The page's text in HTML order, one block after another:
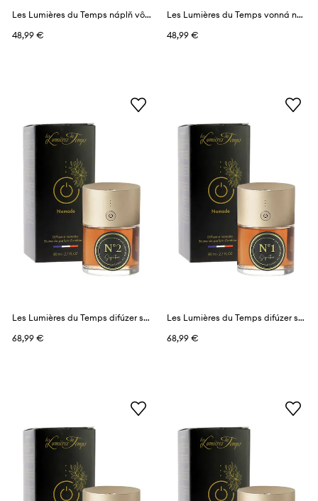
Les Lumières du Temps náplň vône 1 l
48,99 €
Les Lumières du Temps vonná náplň do difuzéra 1 l
48,99 €
Les Lumières du Temps difúzer s vôňou 80 ml
68,99 €
Les Lumières du Temps difúzer s vôňou 80 ml
68,99 €